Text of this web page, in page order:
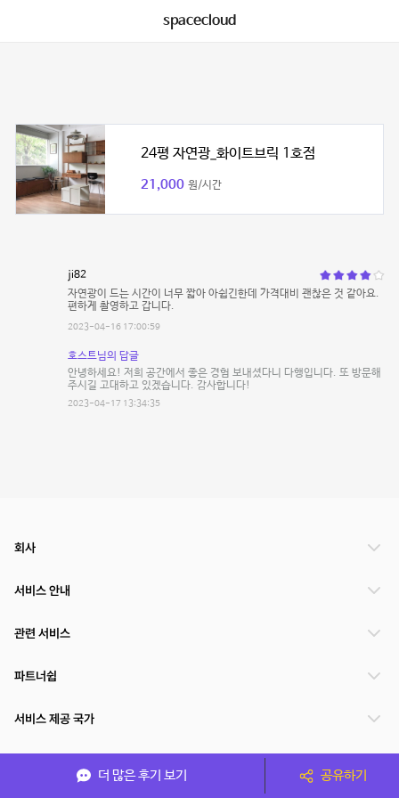
spacecloud
24평 자연광_화이트브릭 1호점
21,000 원/시간
ji82
자연광이 드는 시간이 너무 짧아 아쉽긴한데 가격대비 괜찮은 것 같아요.
편하게 촬영하고 갑니다.
2023-04-16 17:00:59
호스트님의 답글
안녕하세요! 저희 공간에서 좋은 경험 보내셨다니 다행입니다. 또 방문해
주시길 고대하고 있겠습니다. 감사합니다!
2023-04-17 13:34:35
더 많은 후기 보기 공유하기
회사
서비스 안내
관련 서비스
파트너쉽
서비스 제공 국가
(주)NSPACE 사업자정보